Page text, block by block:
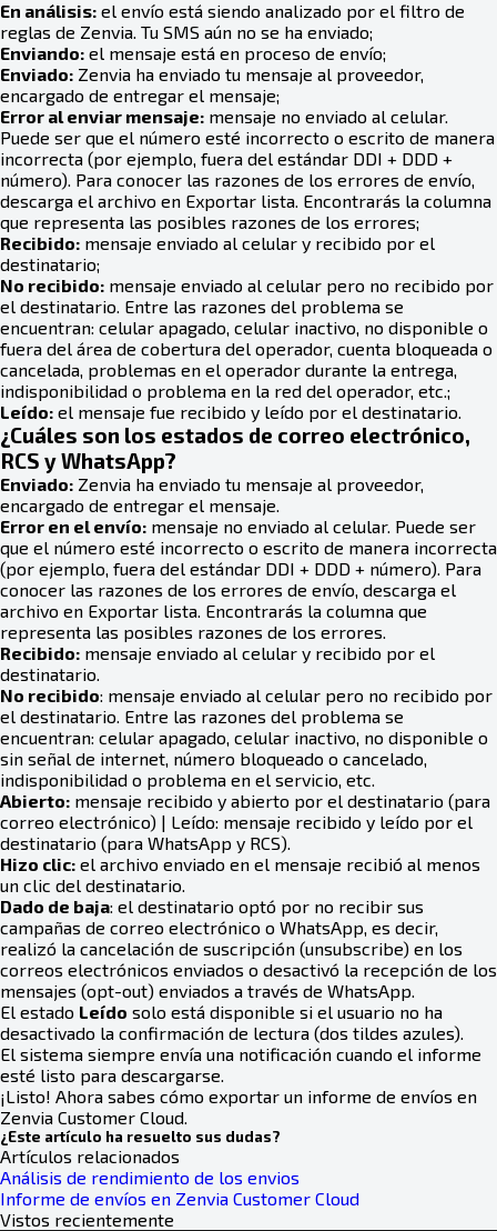
En análisis: el envío está siendo analizado por el filtro de
reglas de Zenvia. Tu SMS aún no se ha enviado;
Enviando: el mensaje está en proceso de envío;
Enviado: Zenvia ha enviado tu mensaje al proveedor,
encargado de entregar el mensaje;
Error al enviar mensaje: mensaje no enviado al celular.
Puede ser que el número esté incorrecto o escrito de manera
incorrecta (por ejemplo, fuera del estándar DDI + DDD +
número). Para conocer las razones de los errores de envío,
descarga el archivo en Exportar lista. Encontrarás la columna
que representa las posibles razones de los errores;
Recibido: mensaje enviado al celular y recibido por el
destinatario;
No recibido: mensaje enviado al celular pero no recibido por
el destinatario. Entre las razones del problema se
encuentran: celular apagado, celular inactivo, no disponible o
fuera del área de cobertura del operador, cuenta bloqueada o
cancelada, problemas en el operador durante la entrega,
indisponibilidad o problema en la red del operador, etc.;
Leído: el mensaje fue recibido y leído por el destinatario.
¿Cuáles son los estados de correo electrónico,
RCS y WhatsApp?
Enviado: Zenvia ha enviado tu mensaje al proveedor,
encargado de entregar el mensaje.
Error en el envío: mensaje no enviado al celular. Puede ser
que el número esté incorrecto o escrito de manera incorrecta
(por ejemplo, fuera del estándar DDI + DDD + número). Para
conocer las razones de los errores de envío, descarga el
archivo en Exportar lista. Encontrarás la columna que
representa las posibles razones de los errores.
Recibido: mensaje enviado al celular y recibido por el
destinatario.
No recibido: mensaje enviado al celular pero no recibido por
el destinatario. Entre las razones del problema se
encuentran: celular apagado, celular inactivo, no disponible o
sin señal de internet, número bloqueado o cancelado,
indisponibilidad o problema en el servicio, etc.
Abierto: mensaje recibido y abierto por el destinatario (para
correo electrónico) | Leído: mensaje recibido y leído por el
destinatario (para WhatsApp y RCS).
Hizo clic: el archivo enviado en el mensaje recibió al menos
un clic del destinatario.
Dado de baja: el destinatario optó por no recibir sus
campañas de correo electrónico o WhatsApp, es decir,
realizó la cancelación de suscripción (unsubscribe) en los
correos electrónicos enviados o desactivó la recepción de los
mensajes (opt-out) enviados a través de WhatsApp.
El estado Leído solo está disponible si el usuario no ha
desactivado la confirmación de lectura (dos tildes azules).
El sistema siempre envía una notificación cuando el informe
esté listo para descargarse.
¡Listo! Ahora sabes cómo exportar un informe de envíos en
Zenvia Customer Cloud.
¿Este artículo ha resuelto sus dudas?
Artículos relacionados
Análisis de rendimiento de los envios
Informe de envíos en Zenvia Customer Cloud
Vistos recientemente